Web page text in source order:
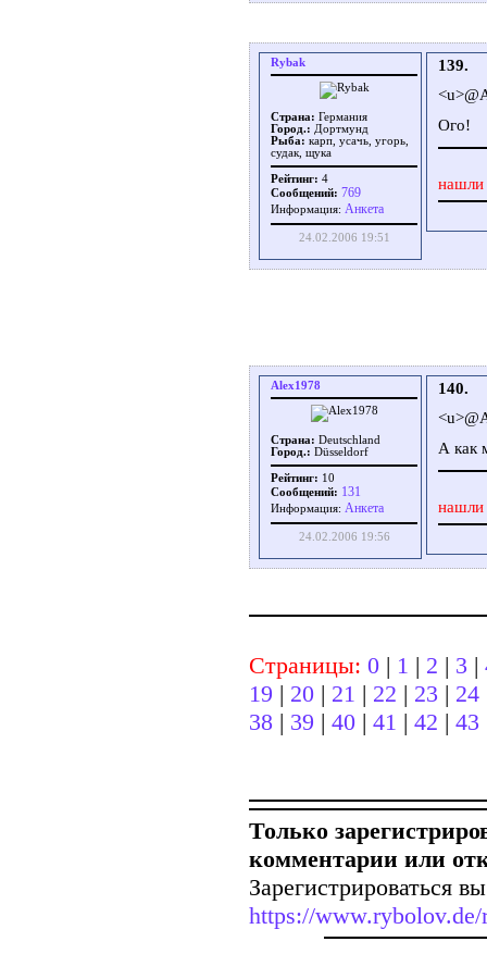
Rybak
Страна: Германия
Город.: Дортмунд
Рыба: карп, усачь, угорь,
судак, щука
Рейтинг: 4
Сообщений: 769
Информация: Aнкета
24.02.2006 19:51
139.
Ого!
нашли
Alex1978
Страна: Deutschland
Город.: Düsseldorf
Рейтинг: 10
Сообщений: 131
Информация: Aнкета
24.02.2006 19:56
140.
А как
нашли
Страницы: 0 | 1 | 2 | 3 |
19 | 20 | 21 | 22 | 23 | 24
38 | 39 | 40 | 41 | 42 | 43
Только
комментарии или
Зарегистрироваться
https://www.rybolov.de/